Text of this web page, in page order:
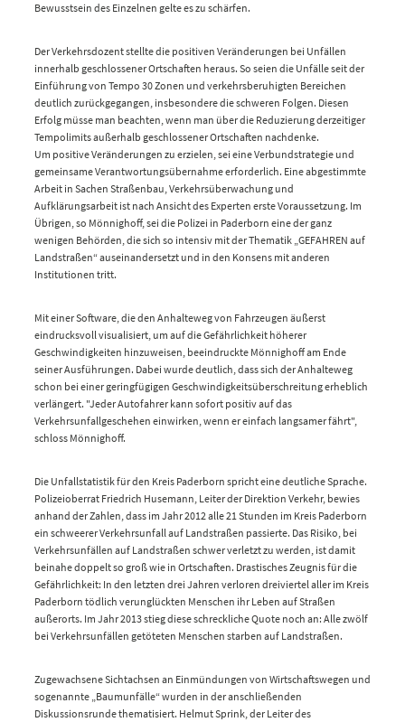
Bewusstsein des Einzelnen gelte es zu schärfen.
Der Verkehrsdozent stellte die positiven Veränderungen bei Unfällen
innerhalb geschlossener Ortschaften heraus. So seien die Unfälle seit der
Einführung von Tempo 30 Zonen und verkehrsberuhigten Bereichen
deutlich zurückgegangen, insbesondere die schweren Folgen. Diesen
Erfolg müsse man beachten, wenn man über die Reduzierung derzeitiger
Tempolimits außerhalb geschlossener Ortschaften nachdenke.
Um positive Veränderungen zu erzielen, sei eine Verbundstrategie und
gemeinsame Verantwortungsübernahme erforderlich. Eine abgestimmte
Arbeit in Sachen Straßenbau, Verkehrsüberwachung und
Aufklärungsarbeit ist nach Ansicht des Experten erste Voraussetzung. Im
Übrigen, so Mönnighoff, sei die Polizei in Paderborn eine der ganz
wenigen Behörden, die sich so intensiv mit der Thematik „GEFAHREN auf
Landstraßen“ auseinandersetzt und in den Konsens mit anderen
Institutionen tritt.
Mit einer Software, die den Anhalteweg von Fahrzeugen äußerst
eindrucksvoll visualisiert, um auf die Gefährlichkeit höherer
Geschwindigkeiten hinzuweisen, beeindruckte Mönnighoff am Ende
seiner Ausführungen. Dabei wurde deutlich, dass sich der Anhalteweg
schon bei einer geringfügigen Geschwindigkeitsüberschreitung erheblich
verlängert. "Jeder Autofahrer kann sofort positiv auf das
Verkehrsunfallgeschehen einwirken, wenn er einfach langsamer fährt",
schloss Mönnighoff.
Die Unfallstatistik für den Kreis Paderborn spricht eine deutliche Sprache.
Polizeioberrat Friedrich Husemann, Leiter der Direktion Verkehr, bewies
anhand der Zahlen, dass im Jahr 2012 alle 21 Stunden im Kreis Paderborn
ein schweerer Verkehrsunfall auf Landstraßen passierte. Das Risiko, bei
Verkehrsunfällen auf Landstraßen schwer verletzt zu werden, ist damit
beinahe doppelt so groß wie in Ortschaften. Drastisches Zeugnis für die
Gefährlichkeit: In den letzten drei Jahren verloren dreiviertel aller im Kreis
Paderborn tödlich verunglückten Menschen ihr Leben auf Straßen
außerorts. Im Jahr 2013 stieg diese schreckliche Quote noch an: Alle zwölf
bei Verkehrsunfällen getöteten Menschen starben auf Landstraßen.
Zugewachsene Sichtachsen an Einmündungen von Wirtschaftswegen und
sogenannte „Baumunfälle“ wurden in der anschließenden
Diskussionsrunde thematisiert. Helmut Sprink, der Leiter des